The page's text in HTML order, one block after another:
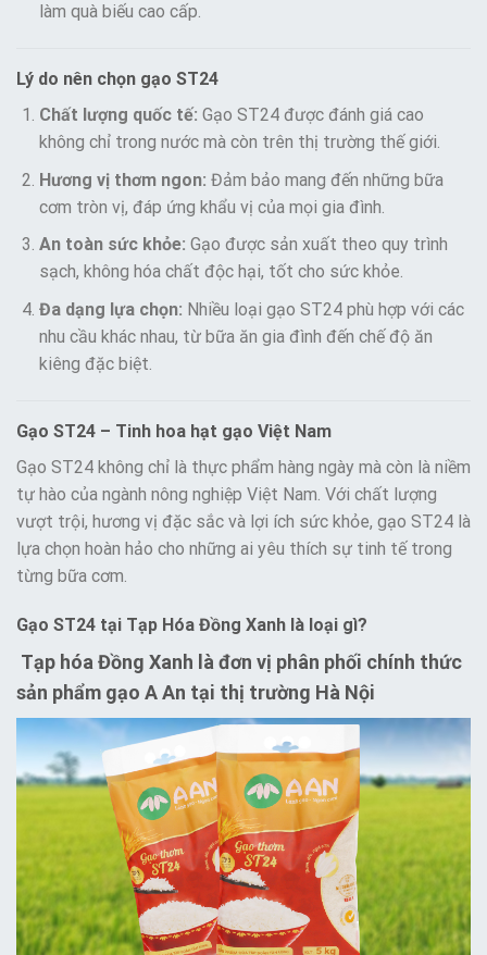
làm quà biếu cao cấp.
Lý do nên chọn gạo ST24
Chất lượng quốc tế: Gạo ST24 được đánh giá cao
không chỉ trong nước mà còn trên thị trường thế giới.
Hương vị thơm ngon: Đảm bảo mang đến những bữa
cơm tròn vị, đáp ứng khẩu vị của mọi gia đình.
An toàn sức khỏe: Gạo được sản xuất theo quy trình
sạch, không hóa chất độc hại, tốt cho sức khỏe.
Đa dạng lựa chọn: Nhiều loại gạo ST24 phù hợp với các
nhu cầu khác nhau, từ bữa ăn gia đình đến chế độ ăn
kiêng đặc biệt.
Gạo ST24 – Tinh hoa hạt gạo Việt Nam
Gạo ST24 không chỉ là thực phẩm hàng ngày mà còn là niềm
tự hào của ngành nông nghiệp Việt Nam. Với chất lượng
vượt trội, hương vị đặc sắc và lợi ích sức khỏe, gạo ST24 là
lựa chọn hoàn hảo cho những ai yêu thích sự tinh tế trong
từng bữa cơm.
Gạo ST24 tại Tạp Hóa Đồng Xanh là loại gì?
Tạp hóa Đồng Xanh là đơn vị phân phối chính thức
sản phẩm gạo A An tại thị trường Hà Nội